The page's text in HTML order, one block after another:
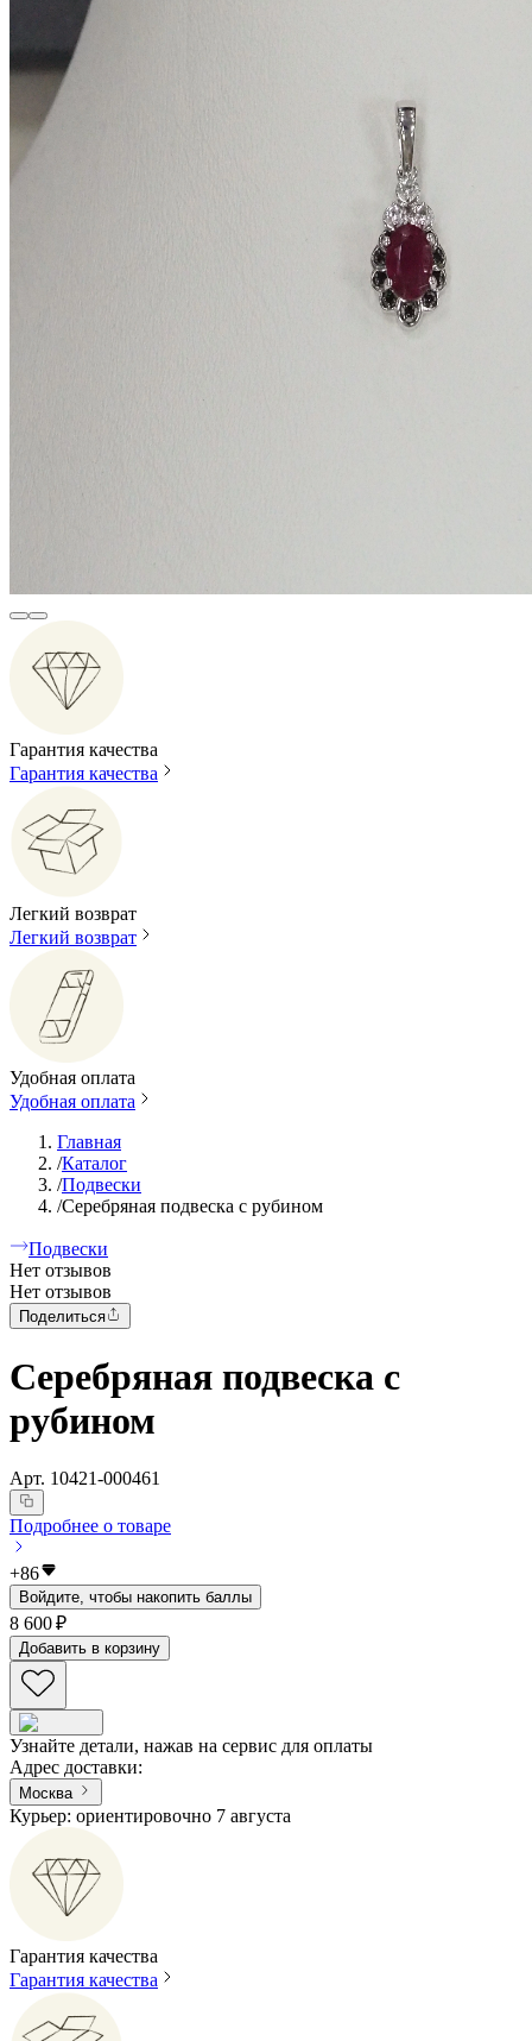
Гарантия качества
Гарантия качества
Легкий возврат
Легкий возврат
Удобная оплата
Удобная оплата
Главная
/Каталог
/Подвески
/Серебряная подвеска с рубином
Подвески
Нет отзывов
Нет отзывов
Поделиться
Серебряная подвеска с
рубином
Арт. 10421-000461
Подробнее о товаре
+86
Войдите, чтобы накопить баллы
8 600 ₽
Добавить в корзину
Узнайте детали, нажав на сервис для оплаты
Адрес доставки:
Москва
Курьер: ориентировочно 7 августа
Гарантия качества
Гарантия качества